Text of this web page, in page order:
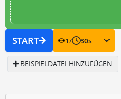
START 1/ 30s
BEISPIELDATEI HINZUFÜGEN